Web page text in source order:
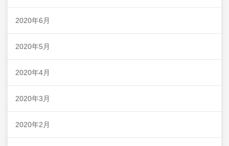
2020年6月
2020年5月
2020年4月
2020年3月
2020年2月